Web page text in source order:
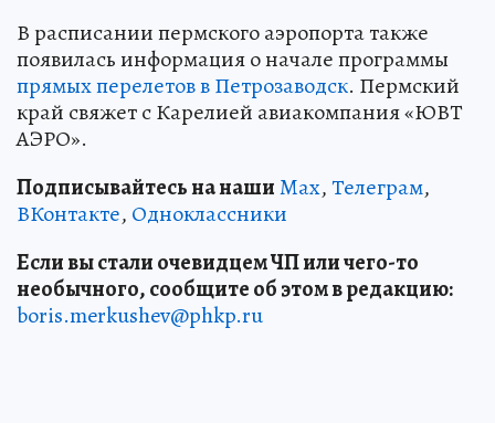
В расписании пермского аэропорта также
появилась информация о начале программы
прямых перелетов в Петрозаводск. Пермский
край свяжет с Карелией авиакомпания «ЮВТ
АЭРО».
Подписывайтесь на нашиMax,Телеграм,
ВКонтакте, Одноклассники
Если вы стали очевидцем ЧП или чего-то
необычного, сообщите об этом в редакцию:
boris.merkushev@phkp.ru